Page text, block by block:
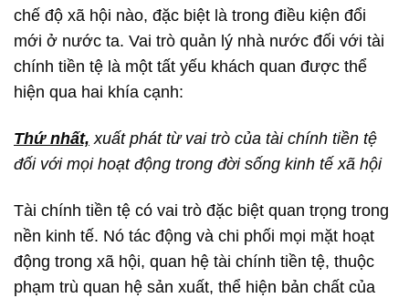
chế độ xã hội nào, đặc biệt là trong điều kiện đổi
mới ở nước ta. Vai trò quản lý nhà nước đối với tài
chính tiền tệ là một tất yếu khách quan được thể
hiện qua hai khía cạnh:
Thứ nhất, xuất phát từ vai trò của tài chính tiền tệ
đối với mọi hoạt động trong đời sống kinh tế xã hội
Tài chính tiền tệ có vai trò đặc biệt quan trọng trong
nền kinh tế. Nó tác động và chi phối mọi mặt hoạt
động trong xã hội, quan hệ tài chính tiền tệ, thuộc
phạm trù quan hệ sản xuất, thể hiện bản chất của